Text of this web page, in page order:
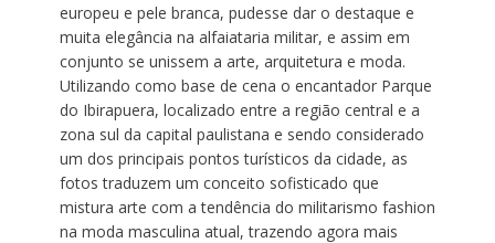
europeu e pele branca, pudesse dar o destaque e
muita elegância na alfaiataria militar, e assim em
conjunto se unissem a arte, arquitetura e moda.
Utilizando como base de cena o encantador Parque
do Ibirapuera, localizado entre a região central e a
zona sul da capital paulistana e sendo considerado
um dos principais pontos turísticos da cidade, as
fotos traduzem um conceito sofisticado que
mistura arte com a tendência do militarismo fashion
na moda masculina atual, trazendo agora mais